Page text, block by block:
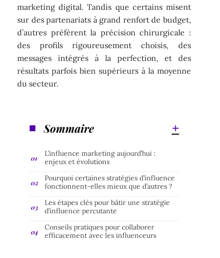
marketing digital. Tandis que certains misent
sur des partenariats à grand renfort de budget,
d’autres préfèrent la précision chirurgicale :
des profils rigoureusement choisis, des
messages intégrés à la perfection, et des
résultats parfois bien supérieurs à la moyenne
du secteur.
Sommaire
L’influence marketing aujourd’hui :
enjeux et évolutions
Pourquoi certaines stratégies d’influence
fonctionnent-elles mieux que d’autres ?
Les étapes clés pour bâtir une stratégie
d’influence percutante
Conseils pratiques pour collaborer
efficacement avec les influenceurs